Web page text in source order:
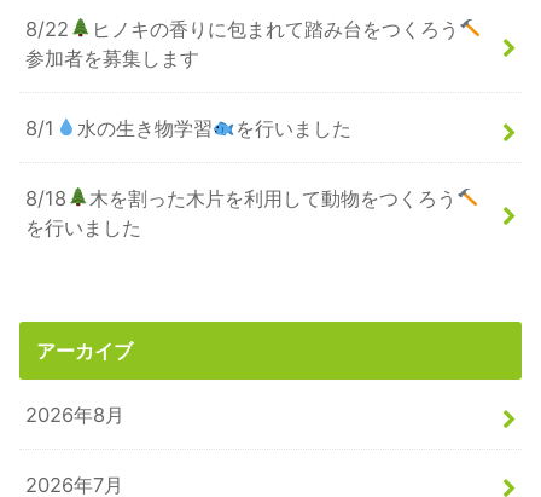
8/22
ヒノキの香りに包まれて踏み台をつくろう
参加者を募集します
8/1 水の生き物学習 を行いました
8/18
木を割った木片を利用して動物をつくろう
を行いました
アーカイブ
2026年8月
2026年7月